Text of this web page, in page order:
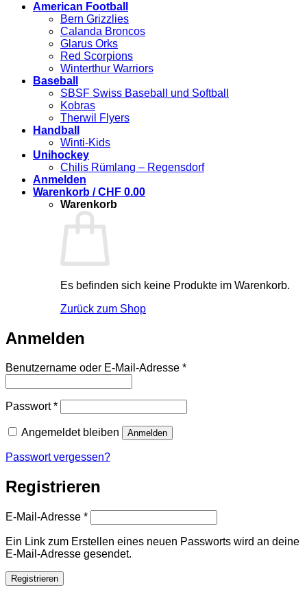
American Football
Bern Grizzlies
Calanda Broncos
Glarus Orks
Red Scorpions
Winterthur Warriors
Baseball
SBSF Swiss Baseball und Softball
Kobras
Therwil Flyers
Handball
Winti-Kids
Unihockey
Chilis Rümlang – Regensdorf
Anmelden
Warenkorb / CHF 0.00
Warenkorb
Es befinden sich keine Produkte im Warenkorb.
Zurück zum Shop
Anmelden
Benutzername oder E-Mail-Adresse *Erforderlich
Passwort*Erforderlich
Angemeldet bleiben Anmelden
Passwort vergessen?
Registrieren
E-Mail-Adresse *Erforderlich
Ein Link zum Erstellen eines neuen Passworts wird an deine
E-Mail-Adresse gesendet.
Registrieren